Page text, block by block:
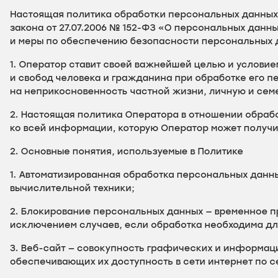
Настоящая политика обработки персональных
закона от 27.07.2006 № 152-ФЗ «О персональных
и меры по обеспечению безопасности
1. Оператор ставит своей важнейшей целью и
и свобод человека и гражданина при обработке его
на неприкосновенность частной жизни, личную и
2. Настоящая политика Оператора в отношении
ко всей информации, которую Оператор может
2. Основные понятия, используемые в Политике
1. Автоматизированная обработка персональных
вычислительной техники;
2. Блокирование персональных данных — временное
исключением случаев, если обработка необходима
3. Веб-сайт — совокупность графических и
обеспечивающих их доступность в сети интернет по